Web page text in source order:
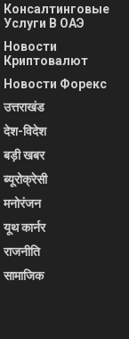
Консалтинговые
Услуги В ОАЭ
Новости
Криптовалют
Новости Форекс
उत्तराखंड
देश-विदेश
बड़ी खबर
ब्यूरोक्रेसी
मनोरंजन
यूथ कार्नर
राजनीति
सामाजिक